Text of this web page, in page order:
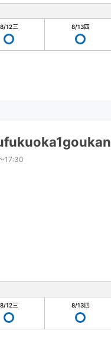
8/12三 8/13四
17:30
8/12三 8/13四